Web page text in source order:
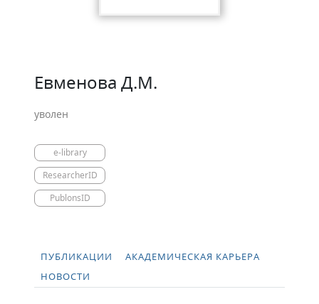
Евменова Д.М.
уволен
e-library
ResearcherID
PublonsID
ПУБЛИКАЦИИ
АКАДЕМИЧЕСКАЯ КАРЬЕРА
НОВОСТИ